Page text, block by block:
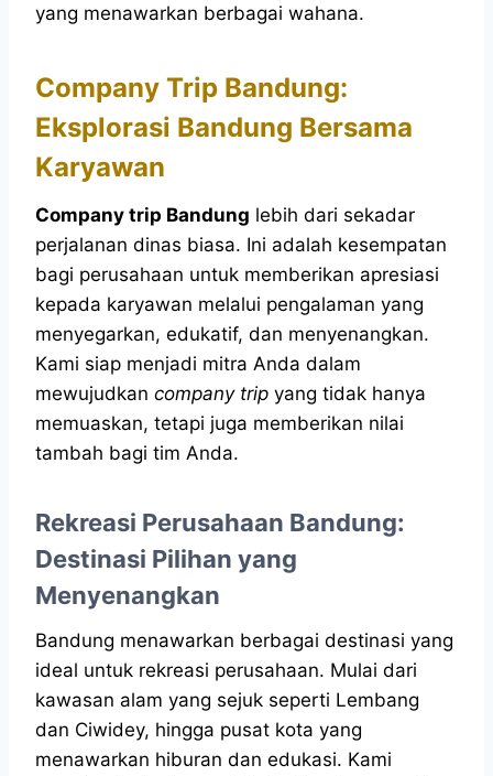
yang menawarkan berbagai wahana.
Company Trip Bandung:
Eksplorasi Bandung Bersama
Karyawan
Company trip Bandung lebih dari sekadar
perjalanan dinas biasa. Ini adalah kesempatan
bagi perusahaan untuk memberikan apresiasi
kepada karyawan melalui pengalaman yang
menyegarkan, edukatif, dan menyenangkan.
Kami siap menjadi mitra Anda dalam
mewujudkan company trip yang tidak hanya
memuaskan, tetapi juga memberikan nilai
tambah bagi tim Anda.
Rekreasi Perusahaan Bandung:
Destinasi Pilihan yang
Menyenangkan
Bandung menawarkan berbagai destinasi yang
ideal untuk rekreasi perusahaan. Mulai dari
kawasan alam yang sejuk seperti Lembang
dan Ciwidey, hingga pusat kota yang
menawarkan hiburan dan edukasi. Kami